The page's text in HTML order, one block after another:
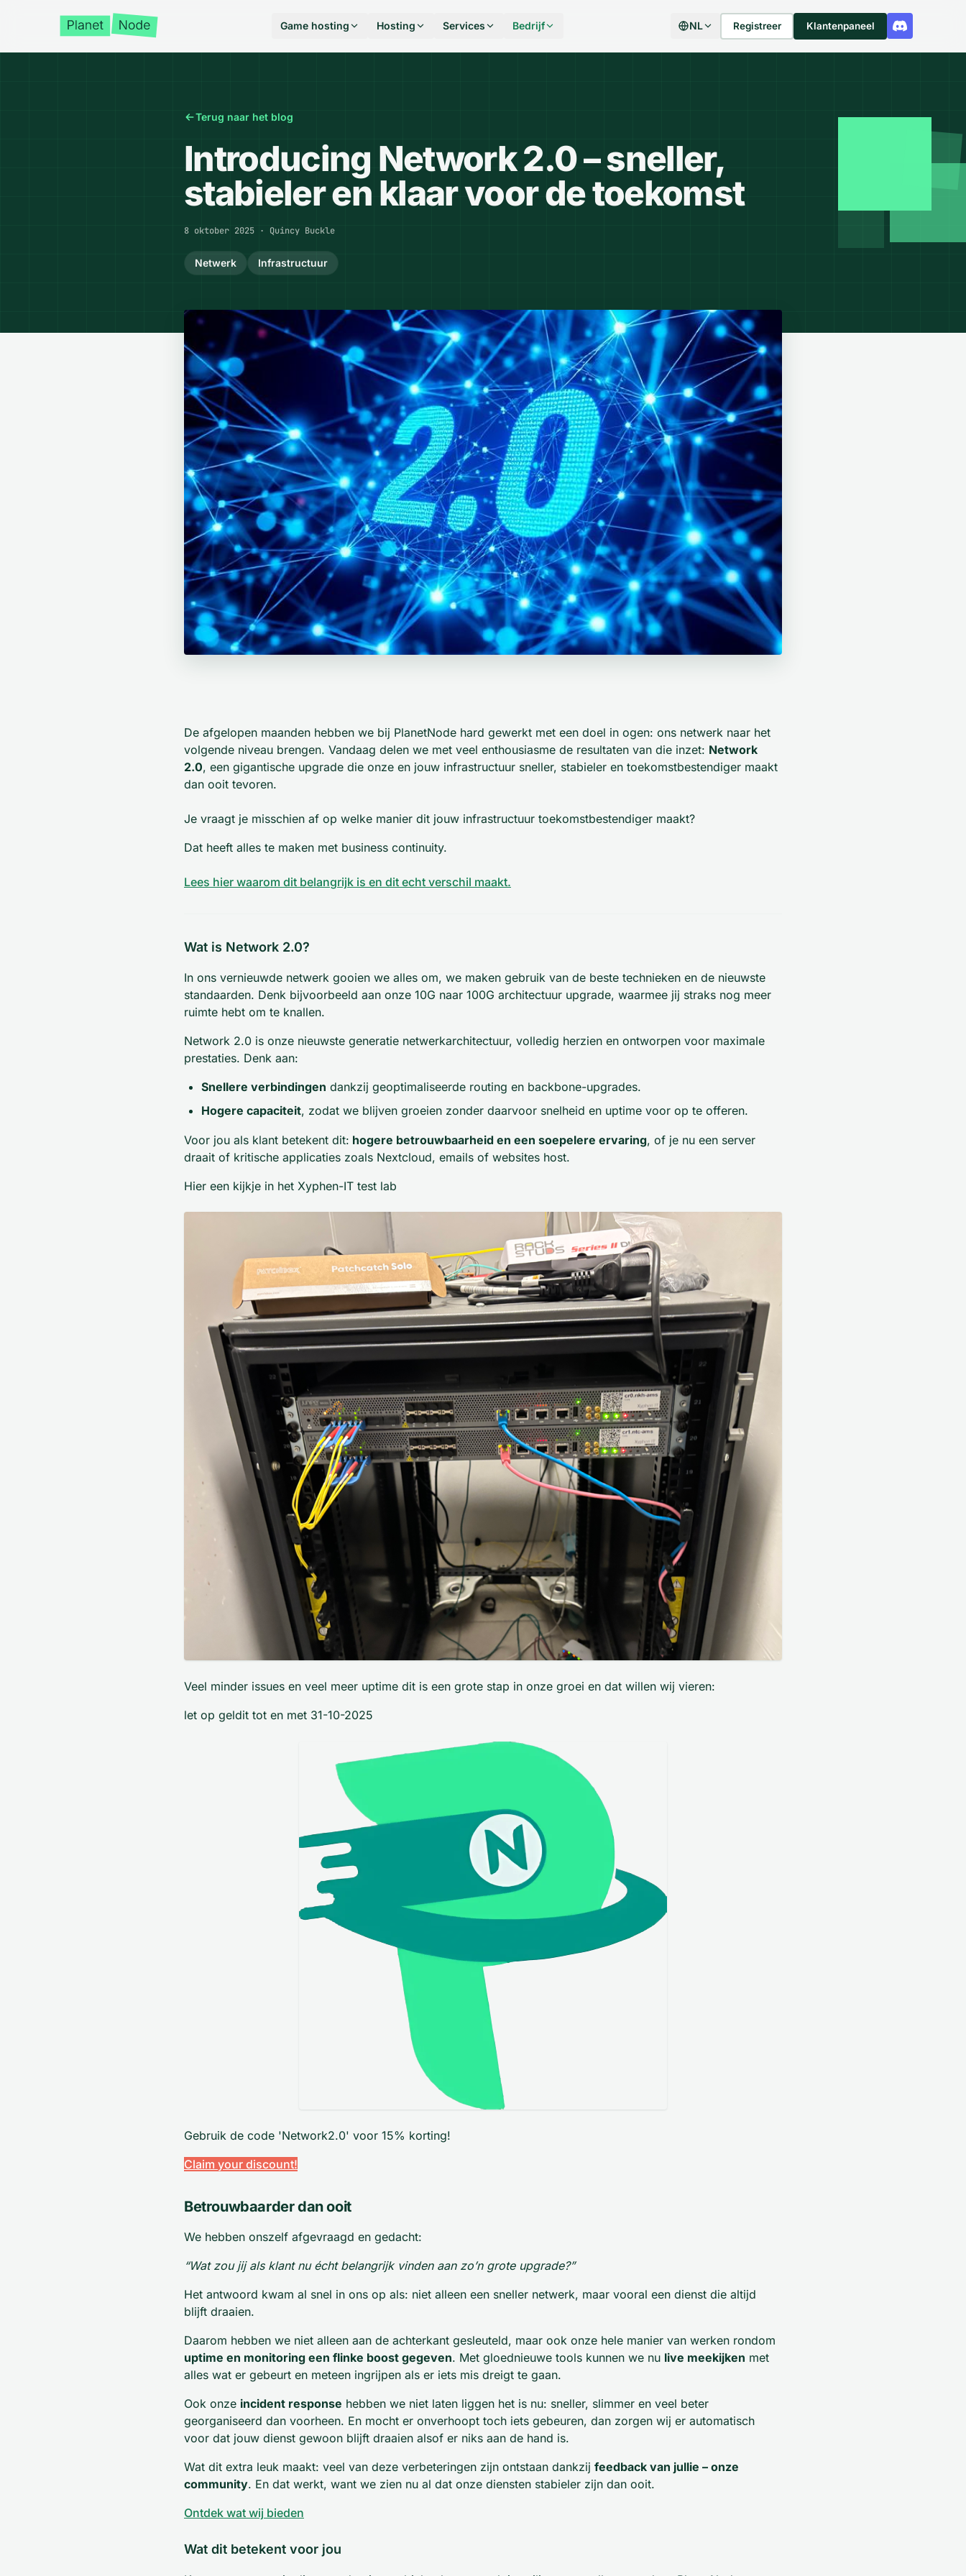
Game hosting Hosting Services Bedrijf NL Registreer Klantenpaneel
Terug naar het blog
Introducing Network 2.0 – sneller,
stabieler en klaar voor de toekomst
Gepubliceerd op
8 oktober 2025 · Quincy Buckle
Netwerk Infrastructuur
De afgelopen maanden hebben we bij PlanetNode hard gewerkt met een doel in ogen: ons netwerk naar het
volgende niveau brengen. Vandaag delen we met veel enthousiasme de resultaten van die inzet: Network
2.0, een gigantische upgrade die onze en jouw infrastructuur sneller, stabieler en toekomstbestendiger maakt
dan ooit tevoren.
Je vraagt je misschien af op welke manier dit jouw infrastructuur toekomstbestendiger maakt?
Dat heeft alles te maken met business continuity.
Lees hier waarom dit belangrijk is en dit echt verschil maakt.
Wat is Network 2.0?
In ons vernieuwde netwerk gooien we alles om, we maken gebruik van de beste technieken en de nieuwste
standaarden. Denk bijvoorbeeld aan onze 10G naar 100G architectuur upgrade, waarmee jij straks nog meer
ruimte hebt om te knallen.
Network 2.0 is onze nieuwste generatie netwerkarchitectuur, volledig herzien en ontworpen voor maximale
prestaties. Denk aan:
Snellere verbindingen dankzij geoptimaliseerde routing en backbone-upgrades.
Hogere capaciteit, zodat we blijven groeien zonder daarvoor snelheid en uptime voor op te offeren.
Voor jou als klant betekent dit: hogere betrouwbaarheid en een soepelere ervaring, of je nu een server
draait of kritische applicaties zoals Nextcloud, emails of websites host.
Hier een kijkje in het Xyphen-IT test lab
Veel minder issues en veel meer uptime dit is een grote stap in onze groei en dat willen wij vieren:
let op geldit tot en met 31-10-2025
Gebruik de code 'Network2.0' voor 15% korting!
Claim your discount!
Betrouwbaarder dan ooit
We hebben onszelf afgevraagd en gedacht:
“Wat zou jij als klant nu écht belangrijk vinden aan zo’n grote upgrade?”
Het antwoord kwam al snel in ons op als: niet alleen een sneller netwerk, maar vooral een dienst die altijd
blijft draaien.
Daarom hebben we niet alleen aan de achterkant gesleuteld, maar ook onze hele manier van werken rondom
uptime en monitoring een flinke boost gegeven. Met gloednieuwe tools kunnen we nu live meekijken met
alles wat er gebeurt en meteen ingrijpen als er iets mis dreigt te gaan.
Ook onze incident response hebben we niet laten liggen het is nu: sneller, slimmer en veel beter
georganiseerd dan voorheen. En mocht er onverhoopt toch iets gebeuren, dan zorgen wij er automatisch
voor dat jouw dienst gewoon blijft draaien alsof er niks aan de hand is.
Wat dit extra leuk maakt: veel van deze verbeteringen zijn ontstaan dankzij feedback van jullie – onze
community. En dat werkt, want we zien nu al dat onze diensten stabieler zijn dan ooit.
Ontdek wat wij bieden
Wat dit betekent voor jou